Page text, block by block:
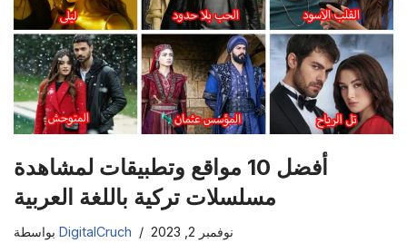
أفضل 10 مواقع وتطبيقات لمشاهدة
مسلسلات تركية باللغة العربية
DigitalCruch نوفمبر 2, 2023